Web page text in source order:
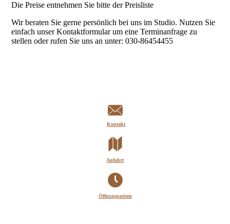
Die Preise entnehmen Sie bitte der Preisliste
Wir beraten Sie gerne persönlich bei uns im Studio. Nutzen Sie
einfach unser Kontaktformular um eine Terminanfrage zu
stellen oder rufen Sie uns an unter: 030-86454455
Kontakt
Anfahrt
Öffnungszeiten